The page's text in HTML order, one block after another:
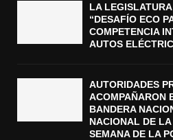
LA
“DESAFÍO ECO
COMPETENCIA
AUTOS
AUTORIDADES
ACOMPAÑARON
BANDERA
NACIONAL DE
SEMANA DE LA